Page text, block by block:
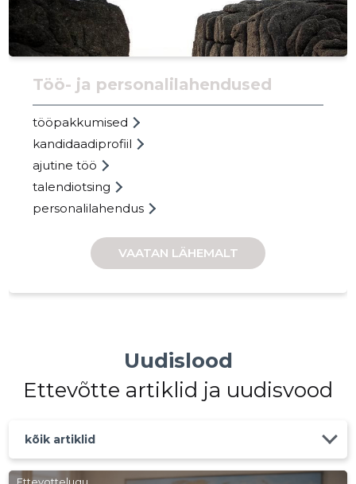
Töö- ja personalilahendused
tööpakkumised
kandidaadiprofiil
ajutine töö
talendiotsing
personalilahendus
VAATAN LÄHEMALT
Uudislood
Ettevõtte artiklid ja uudisvood
kõik artiklid